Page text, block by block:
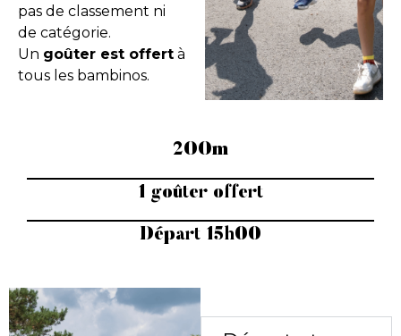
pas de classement ni
de catégorie.
Un goûter est offert à
tous les bambinos.
200m
1 goûter offert
Départ 15h00